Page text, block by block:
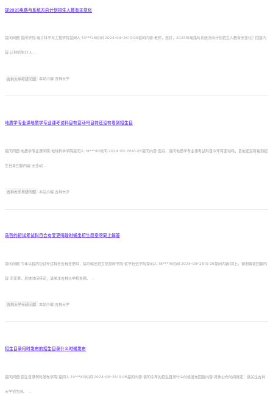
提2025电路与系统方向计划招生人数有无变化
提问问题:提问学院:电子科学与工程学院提问人:19***26时间:2024-09-2610:09提问内容:老师，您好，2025年电路与系统方向计划招生人数有无变化？回复内
容:计划招生21人 ...
吉林大学考研问题 本站小编 吉林大学
地质学专业课地质学专业课考试科目有变动吗目前还没有看到招生目
提问问题:地质学专业课学院:地球科学学院提问人:19***80时间:2024-09-2610:05提问内容:您好，请问地质学专业课考试科目今年有变动吗，目前还没有看到招
生目录回复内容:无变动 ...
吉林大学考研问题 本站小编 吉林大学
马哲的初试考试科目会有变更吗啥时候出招生简章呀同上解答
提问问题:今年马哲的初试考试科目会有变更吗，啥时候出招生简章呀学院:哲学社会学院提问人:18***16时间:2024-09-2610:06提问内容:同上，谢谢解答回复内
容:无变更。具体时间待定，请关注吉林大学招生网。 ...
吉林大学考研问题 本站小编 吉林大学
招生目录何时发布的招生目录什么时候发布
提问问题:招生目录何时发布学院:提问人:19***80时间:2024-09-2610:06提问内容:请问今年的招生目录什么时候发布回复内容:具体公布时间待定，请关注吉林
大学招生网。 ...